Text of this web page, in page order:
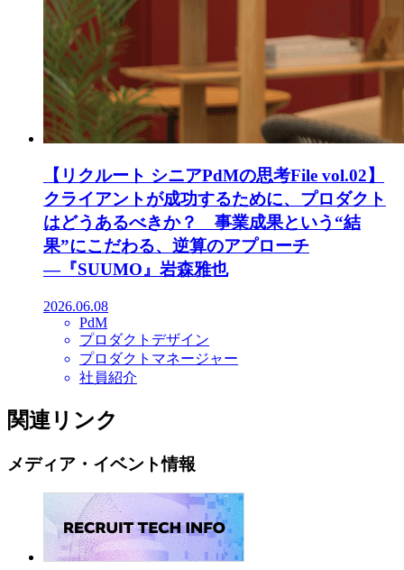
【リクルート シニアPdMの思考File vol.02】
クライアントが成功するために、プロダクト
はどうあるべきか？ 事業成果という“結
果”にこだわる、逆算のアプローチ
―『SUUMO』岩森雅也
2026.06.08
PdM
プロダクトデザイン
プロダクトマネージャー
社員紹介
関連リンク
メディア・イベント情報